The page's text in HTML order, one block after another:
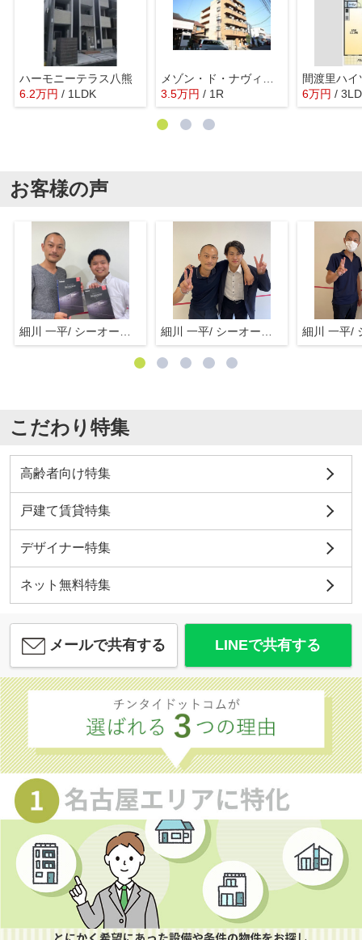
ハーモニーテラス八熊
6.2万円 / 1LDK
3.5万円 / 1R
間渡里ハイ
6万円 /
お客様の声
こだわり特集
高齢者向け特集
戸建て賃貸特集
デザイナー特集
ネット無料特集
メールで共有する LINEで共有する